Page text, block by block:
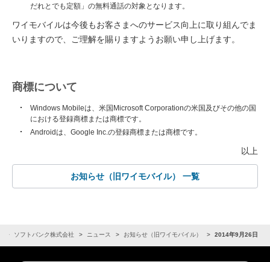
だれとでも定額」の無料通話の対象となります。
ワイモバイルは今後もお客さまへのサービス向上に取り組んでま
いりますので、ご理解を賜りますようお願い申し上げます。
商標について
Windows Mobileは、米国Microsoft Corporationの米国及びその他の国
における登録商標または商標です。
Androidは、Google Inc.の登録商標または商標です。
以上
お知らせ（旧ワイモバイル） 一覧
ソフトバンク株式会社 ニュース お知らせ（旧ワイモバイル） 2014年9月26日